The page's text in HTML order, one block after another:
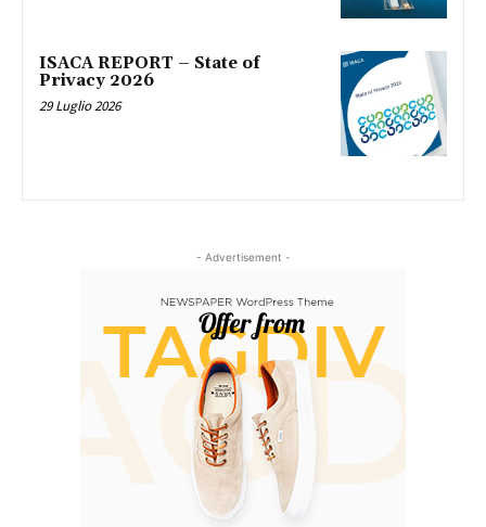
ISACA REPORT – State of
Privacy 2026
29 Luglio 2026
- Advertisement -